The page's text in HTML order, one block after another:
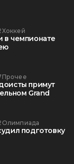
Хоккей
в чемпионате
Прочее
примут
Grand
Олимпиада
подготовку